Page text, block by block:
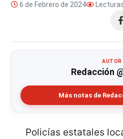
6 de Febrero de 2024
AUTOR
Redacción
Más notas de
Policías estatales